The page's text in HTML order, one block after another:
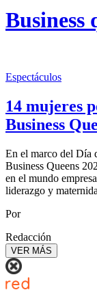
Business
Espectáculos
14 mujeres
Business
En el marco del Día
Business Queens
en el mundo
liderazgo y
Por
Redacción
VER MÁS